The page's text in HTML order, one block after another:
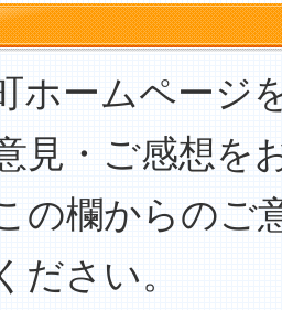
ホームページ
見・ご感想を
の欄からのご
ださい。